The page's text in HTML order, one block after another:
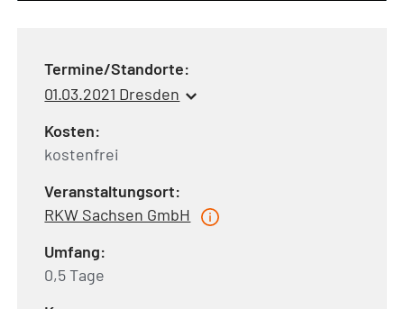
Termine/Standorte:
01.03.2021 Dresden
Kosten:
kostenfrei
Veranstaltungsort:
RKW Sachsen GmbH
Umfang:
0,5 Tage